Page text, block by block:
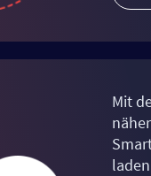
Mit